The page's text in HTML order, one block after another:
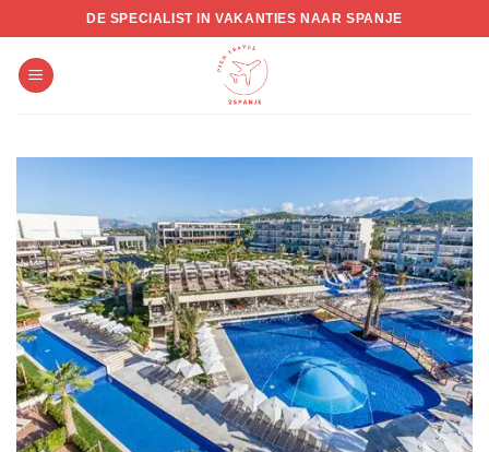
to
content
DE SPECIALIST IN VAKANTIES NAAR SPANJE